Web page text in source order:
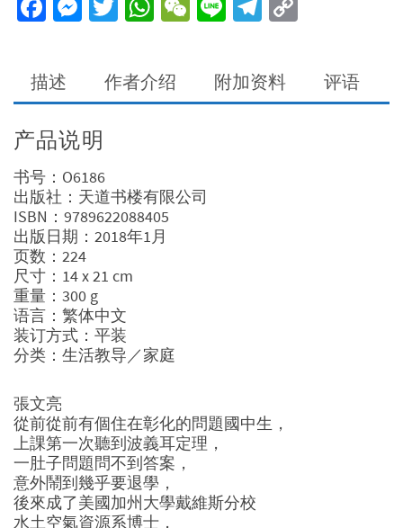
Facebook
Messenger
Twitter
WhatsApp
WeChat
LineTelegram
描述 作者介绍 附加资料 评语
产品说明
书号：O6186
出版社：天道书楼有限公司
ISBN：9789622088405
出版日期：2018年1月
页数：224
尺寸：14 x 21 cm
重量：300 g
语言：繁体中文
装订方式：平装
分类：生活教导／家庭
張文亮
從前從前有個住在彰化的問題國中生，
上課第一次聽到波義耳定理，
一肚子問題問不到答案，
意外鬧到幾乎要退學，
後來成了美國加州大學戴維斯分校
水土空氣資源系博士，